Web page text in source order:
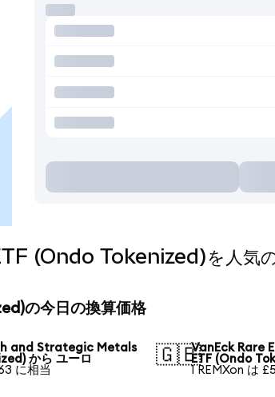
Tokenized)を人気の
の今日の換算価格
and Strategic Metals
から ユーロ
に相当
🇬🇧VanEck Rare
ETF (Ondo
1 REMXon は